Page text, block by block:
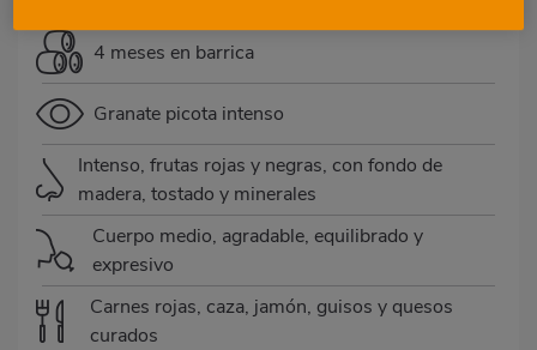
4 meses en barrica
Granate picota intenso
Intenso, frutas rojas y negras, con fondo de
madera, tostado y minerales
Cuerpo medio, agradable, equilibrado y
expresivo
Carnes rojas, caza, jamón, guisos y quesos
curados